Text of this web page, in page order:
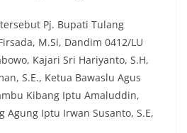
Pj. Bupati Tulang
M.Si, Dandim 0412/LU
Kajari Sri Hariyanto, S.H,
S.E., Ketua Bawaslu Agus
Kibang Iptu Amaluddin,
Agung Iptu Irwan Susanto, S.E,